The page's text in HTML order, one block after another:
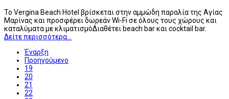
Το Vergina Beach Hotel βρίσκεται στην αμμώδη παραλία της Αγίας
Μαρίνας και προσφέρει δωρεάν Wi-Fi σε όλους τους χώρους και
καταλύματα με κλιματισμόΔιαθέτει beach bar και cocktail bar.
Δείτε περισσότερα...
Έναρξη
Προηγούμενο
19
20
21
22